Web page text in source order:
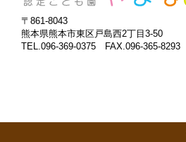
〒861-8043
熊本県熊本市東区戸島西2丁目3-50
TEL.096-369-0375 FAX.096-365-8293